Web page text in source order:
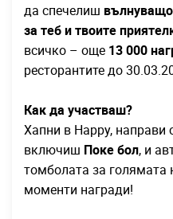
да спечелиш
за теб и твоите
всичко – още 13 000
ресторантите до
Как да участваш?
Хапни в Happy, направи
включиш Поке бол, и
томболата за
моменти награди!